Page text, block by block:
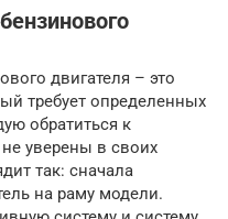
двигателя – это
требует определенных
обратиться к
уверены в своих
так: сначала
на раму модели.